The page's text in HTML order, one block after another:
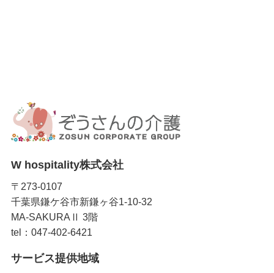
W hospitality株式会社
〒273-0107
千葉県鎌ケ谷市新鎌ヶ谷1-10-32
MA-SAKURAⅡ 3階
tel：047-402-6421
サービス提供地域